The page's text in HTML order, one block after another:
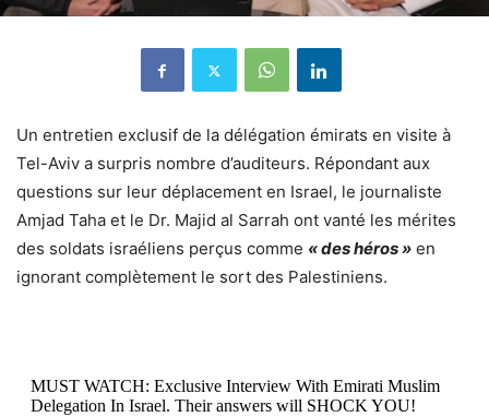
Un entretien exclusif de la délégation émirats en visite à
Tel-Aviv a surpris nombre d’auditeurs. Répondant aux
questions sur leur déplacement en Israel, le journaliste
Amjad Taha et le Dr. Majid al Sarrah ont vanté les mérites
des soldats israéliens perçus comme « des héros » en
ignorant complètement le sort des Palestiniens.
MUST WATCH: Exclusive Interview With Emirati Muslim
Delegation In Israel. Their answers will SHOCK YOU!